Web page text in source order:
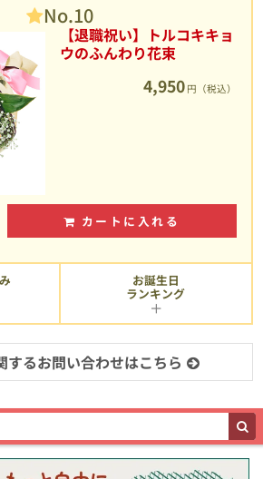
No.10
【退職祝い】トルコキキョ
ウのふんわり花束
4,950 円（税込）
カートに入れる
お誕生日
ランキング
するお問い合わせはこちら